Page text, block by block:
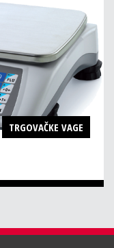
TRGOVAČKE VAGE